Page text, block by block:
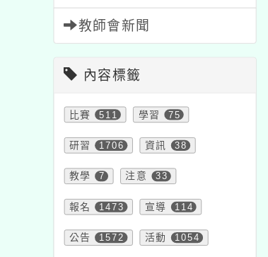
教師會新聞
內容標籤
比賽 511 學習 75
研習 1706 資訊 38
教學 7 注意 33
報名 1473 宣導 114
公告 1572 活動 1054